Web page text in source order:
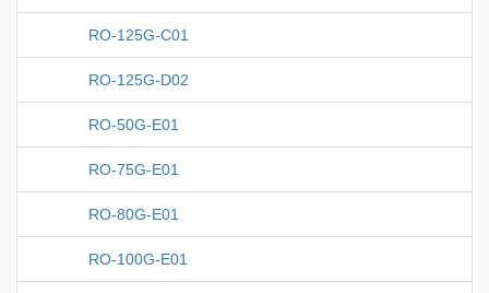
RO-125G-C01
RO-125G-D02
RO-50G-E01
RO-75G-E01
RO-80G-E01
RO-100G-E01